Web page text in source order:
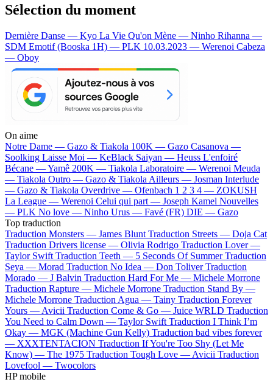
Sélection du moment
Dernière Danse — Kyo La Vie Qu'on Mène — Ninho Rihanna —
SDM Emotif (Booska 1H) — PLK 10.03.2023 — Werenoi Cabeza
— Oboy
On aime
Notre Dame — Gazo & Tiakola 100K — Gazo Casanova —
Soolking Laisse Moi — KeBlack Saiyan — Heuss L'enfoiré
Bécane —Yamê 200K — Tiakola Laboratoire — Werenoi Meuda
— Tiakola Outro — Gazo & Tiakola Ailleurs — Josman Interlude
— Gazo & Tiakola Overdrive — Ofenbach 1 2 3 4 — ZOKUSH
La League — Werenoi Celui qui part — Joseph Kamel Nouvelles
— PLK No love — Ninho Urus — Favé (FR) DIE — Gazo
Top traduction
Traduction Monsters — James Blunt Traduction Streets — Doja Cat
Traduction Drivers license — Olivia Rodrigo Traduction Lover —
Taylor Swift Traduction Teeth — 5 Seconds Of Summer Traduction
Seya — Morad Traduction No Idea — Don Toliver Traduction
Morado — J Balvin Traduction Hard For Me — Michele Morrone
Traduction Rapture — Michele Morrone Traduction Stand By —
Michele Morrone Traduction Agua — Tainy Traduction Forever
Yours — Avicii Traduction Come & Go — Juice WRLD Traduction
You Need to Calm Down — Taylor Swift Traduction I Think I’m
Okay — MGK (Machine Gun Kelly) Traduction bad vibes forever
— XXXTENTACION Traduction If You're Too Shy (Let Me
Know) — The 1975 Traduction Tough Love — Avicii Traduction
Lovefool — Twocolors
HP mobile